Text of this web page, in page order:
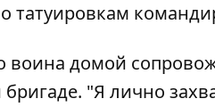
татуировкам
воина домой
"Я лично